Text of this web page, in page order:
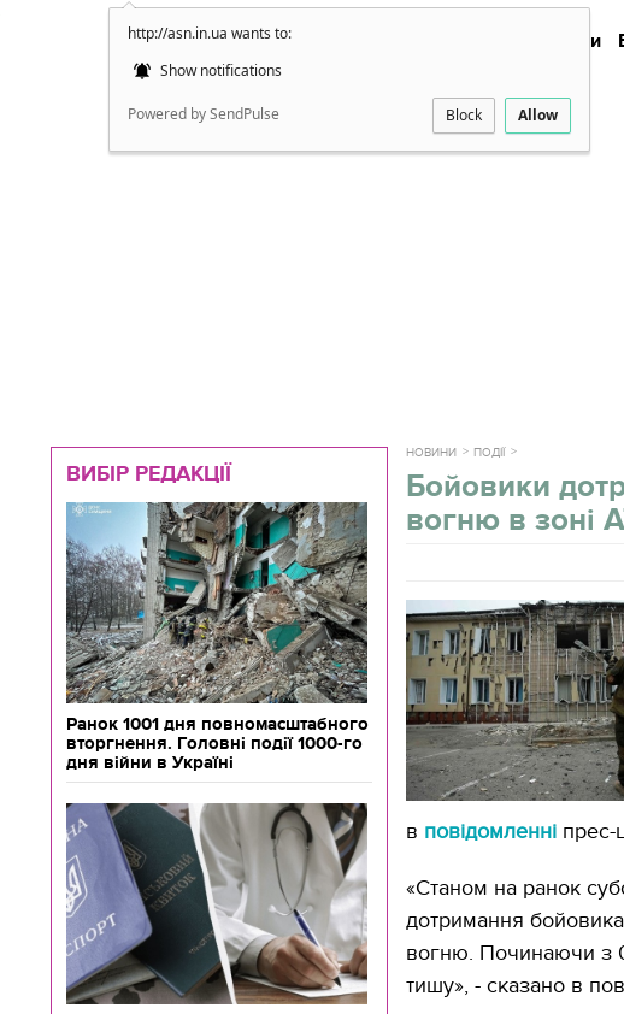
http://asn.in.ua wants to:
Show notifications
Powered by SendPulse Block Allow
Новини
ВИБІР РЕДАКЦІЇ
Ранок 1001 дня повномасштабного
вторгнення. Головні події 1000-го
дня війни в Україні
НОВИНИ ПОДІЇ
Бойовики
вогню в зоні
в повідомленні прес-
«Станом на ранок
дотримання
вогню. Починаючи з
тишу», - сказано в